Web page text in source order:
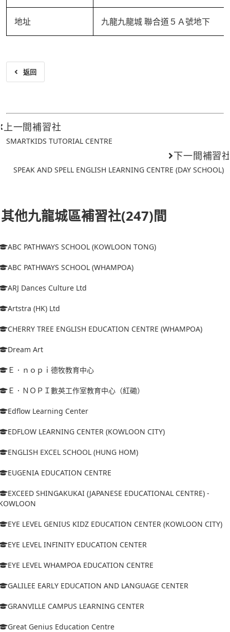
地址 九龍九龍城 聯合道５Ａ號地下
返回
上一間補習社
SMARTKIDS TUTORIAL CENTRE
下一間補習
SPEAK AND SPELL ENGLISH LEARNING CENTRE (DAY SCHOOL)
其他九龍城區補習社(247)間
ABC PATHWAYS SCHOOL (KOWLOON TONG)
ABC PATHWAYS SCHOOL (WHAMPOA)
ARJ Dances Culture Ltd
Artstra (HK) Ltd
CHERRY TREE ENGLISH EDUCATION CENTRE (WHAMPOA)
Dream Art
Ｅ．ｎｏｐｉ德牧教育中心
Ｅ．ＮＯＰＩ數英工作室教育中心（紅磡）
Edflow Learning Center
EDFLOW LEARNING CENTER (KOWLOON CITY)
ENGLISH EXCEL SCHOOL (HUNG HOM)
EUGENIA EDUCATION CENTRE
EXCEED SHINGAKUKAI (JAPANESE EDUCATIONAL CENTRE) -
EYE LEVEL GENIUS KIDZ EDUCATION CENTER (KOWLOON CITY)
EYE LEVEL INFINITY EDUCATION CENTER
EYE LEVEL WHAMPOA EDUCATION CENTRE
GALILEE EARLY EDUCATION AND LANGUAGE CENTER
GRANVILLE CAMPUS LEARNING CENTER
Great Genius Education Centre